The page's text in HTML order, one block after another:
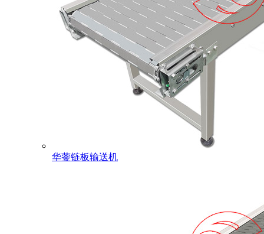
华蓥链板输送机